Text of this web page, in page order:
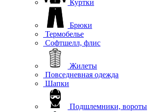
Куртки
Брюки
Термобелье
Софтшелл, флис
Жилеты
Повседневная одежда
Шапки
Подшлемники, вороты